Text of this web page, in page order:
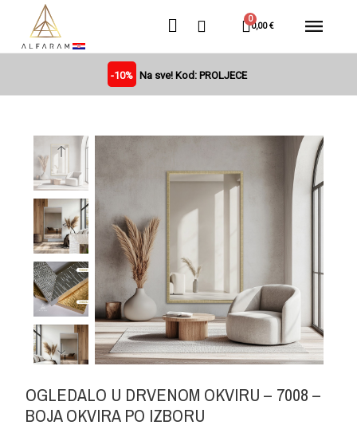
0,00 €
-10% Na sve! Kod: PROLJECE
OGLEDALO U DRVENOM OKVIRU – 7008 –
BOJA OKVIRA PO IZBORU